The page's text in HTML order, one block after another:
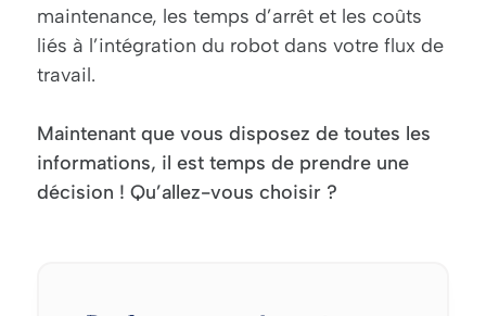
maintenance, les temps d’arrêt et les coûts
liés à l’intégration du robot dans votre flux de
travail.
Maintenant que vous disposez de toutes les
informations, il est temps de prendre une
décision ! Qu’allez-vous choisir ?